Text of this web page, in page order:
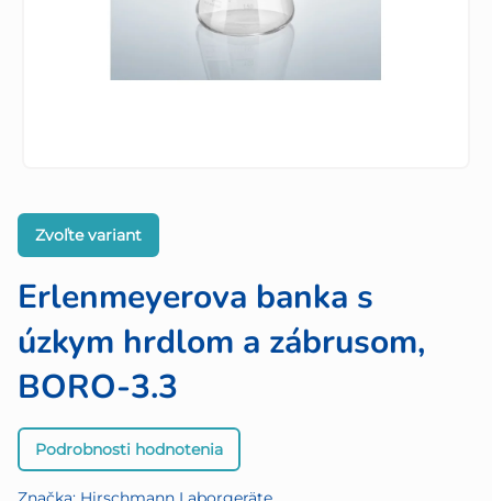
Erlenmeyerova banka s
úzkym hrdlom a zábrusom,
BORO-3.3
Priemerné
hodnotenie
Podrobnosti hodnotenia
Zvoľte variant